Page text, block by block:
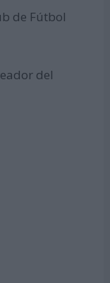
de Fútbol
del